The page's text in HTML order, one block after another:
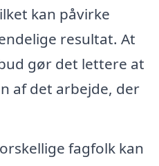
kan påvirke
resultat. At
gør det lettere at
af det arbejde, der
fagfolk kan